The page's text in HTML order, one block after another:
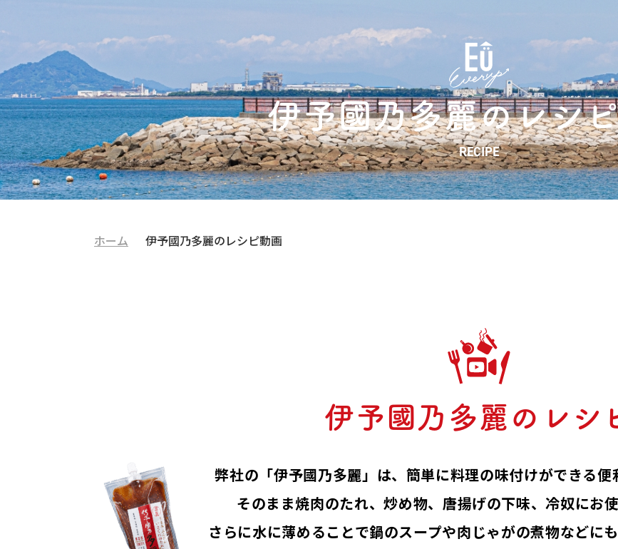
伊予國乃多麗のレシ
RECIPE
ホーム 伊予國乃多麗のレシピ動画
伊予國乃多麗の レシ
弊社の「伊予國乃多麗」は、 簡単に料理の味付けができる便
そのまま焼肉のたれ、炒め物、唐揚げの下味、冷奴にお使
さらに水に薄めることで鍋のスープや肉じゃがの煮物などに